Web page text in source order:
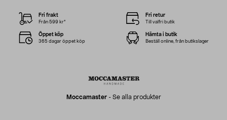
Moccamaster- Se alla produkter
Fri frakt
Från 599 kr*
Fri retur
Till valfri butik
Öppet köp
365 dagar öppet köp
Hämta i butik
Beställ online, från butikslager